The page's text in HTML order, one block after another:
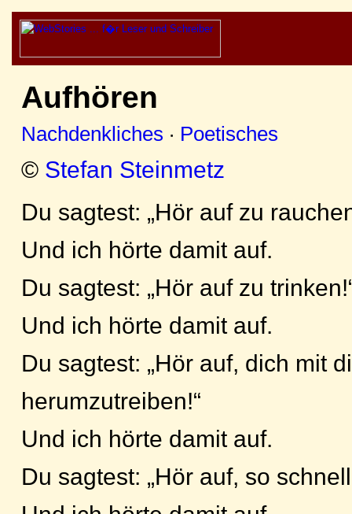
Aufhören
Nachdenkliches · Poetisches
© Stefan Steinmetz
Du sagtest: „Hör auf zu
Und ich hörte damit auf.
Du sagtest: „Hör auf zu
Und ich hörte damit auf.
Du sagtest: „Hör auf, dich mit
herumzutreiben!“
Und ich hörte damit auf.
Du sagtest: „Hör auf, so